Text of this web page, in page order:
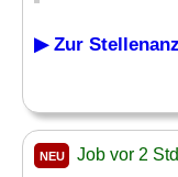
▶ Zur
NEU Job vor 2